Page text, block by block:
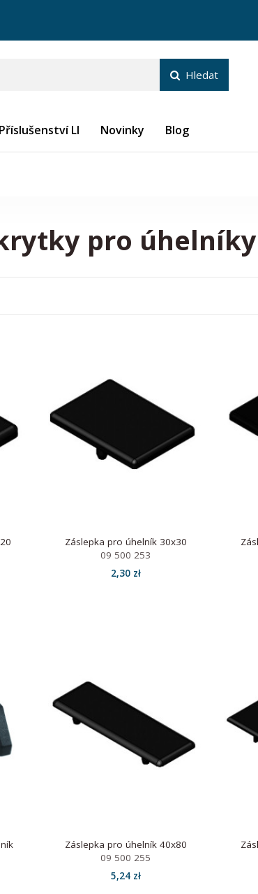
Příslušenství LI Novinky Blog
pro úhelníky
Záslepka pro úhelník 30x30
09 500 253
2,30 zł
Záslepka pro úhelník 40x80
09 500 255
5,24 zł